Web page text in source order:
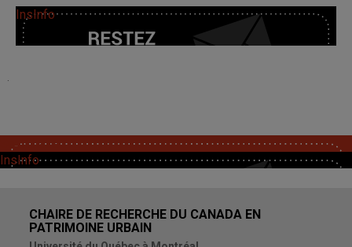
InsInfo
.
SoutChaire
InsInfo
CHAIRE DE RECHERCHE DU CANADA EN
PATRIMOINE URBAIN